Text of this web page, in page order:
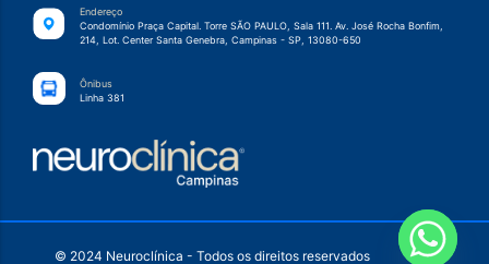
Endereço
Condomínio Praça Capital. Torre SÃO PAULO, Sala 111. Av. José Rocha Bonfim,
214, Lot. Center Santa Genebra, Campinas - SP, 13080-650
Ônibus
Linha 381
© 2024 Neuroclínica - Todos os direitos reservados